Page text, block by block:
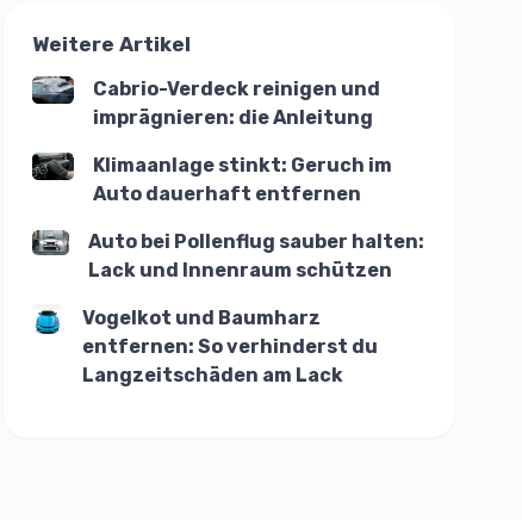
Weitere Artikel
Cabrio-Verdeck reinigen und
imprägnieren: die Anleitung
Klimaanlage stinkt: Geruch im
Auto dauerhaft entfernen
Auto bei Pollenflug sauber halten:
Lack und Innenraum schützen
Vogelkot und Baumharz
entfernen: So verhinderst du
Langzeitschäden am Lack